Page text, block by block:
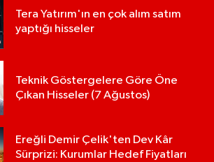
Tera Yatırım'ın en çok alım satım
yaptığı hisseler
Teknik Göstergelere Göre Öne
Çıkan Hisseler (7 Ağustos)
Ereğli Demir Çelik'ten Dev Kâr
Sürprizi: Kurumlar Hedef Fiyatları